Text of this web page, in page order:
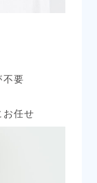
不要
お任せ